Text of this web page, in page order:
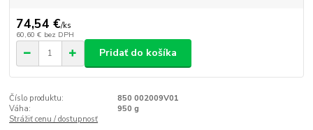
74,54 €/ks
60,60 € bez DPH
Pridať do košíka
Číslo produktu:
850 002009V01
Váha:
950 g
Strážiť cenu / dostupnosť